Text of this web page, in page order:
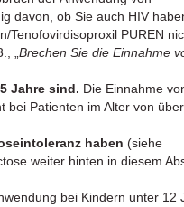
davon, ob Sie auch HIV
PUREN
„ Brechen Sie die Einnahme
Jahre sind. Die Einnahme
bei Patienten im Alter von
haben (siehe
weiter hinten in diesem
bei Kindern unter 12